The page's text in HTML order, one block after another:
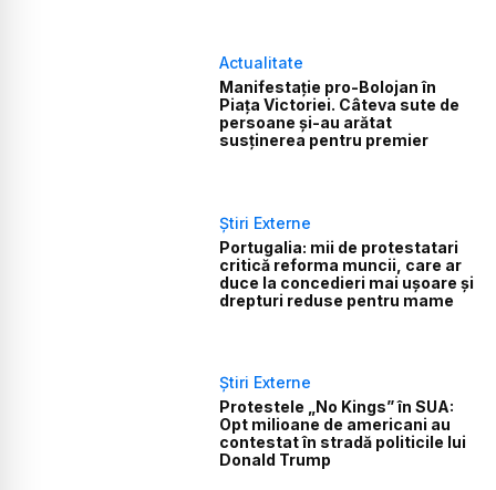
Actualitate
Manifestație pro-Bolojan în
Piața Victoriei. Câteva sute de
persoane și-au arătat
susținerea pentru premier
Știri Externe
Portugalia: mii de protestatari
critică reforma muncii, care ar
duce la concedieri mai ușoare și
drepturi reduse pentru mame
Știri Externe
Protestele „No Kings” în SUA:
Opt milioane de americani au
contestat în stradă politicile lui
Donald Trump